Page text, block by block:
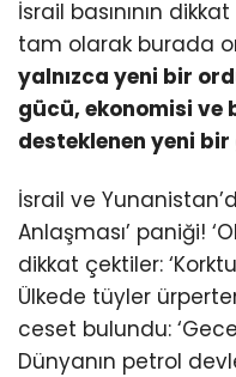
İsrail basınının
tam olarak burada
yalnızca yeni bir
gücü, ekonomisi ve
desteklenen yeni
İsrail ve
Anlaşması’ paniği!
dikkat çektiler:
Ülkede tüyler
ceset bulundu:
Dünyanın petrol